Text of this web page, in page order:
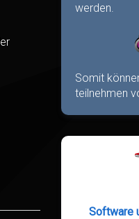
werden.
Somit
teilnehmen
Software